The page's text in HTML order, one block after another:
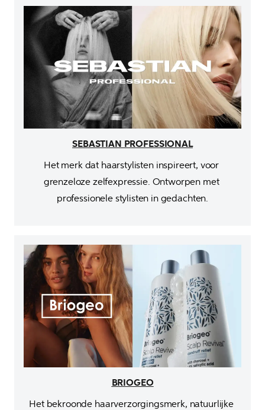
SEBASTIAN PROFESSIONAL
Het merk dat haarstylisten inspireert, voor
grenzeloze zelfexpressie. Ontworpen met
BRIOGEO
Het bekroonde haarverzorgingsmerk, natuurlijke